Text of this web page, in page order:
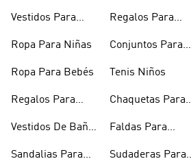
Vestidos Para
Ropa Para Niñas
Ropa Para Bebés
Regalos Para
Vestidos De Baño
Sandalias Para
Regalos Para
Conjuntos Para
Tenis Niños
Chaquetas Para
Faldas Para
Sudaderas Para